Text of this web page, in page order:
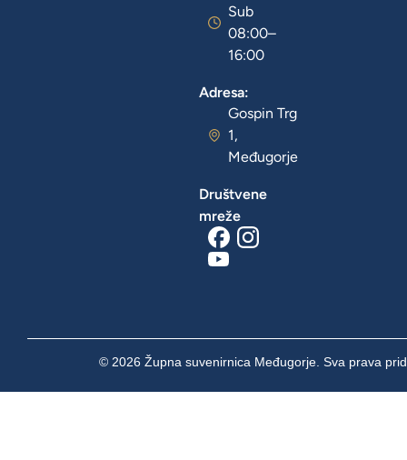
Sub
08:00–
16:00
Adresa:
Gospin Trg
1,
Međugorje
Društvene
mreže
© 2026 Župna suvenirnica Međugorje. Sva prava